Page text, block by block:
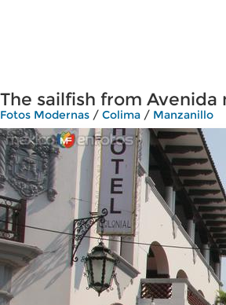
The sailfish from Avenida
Fotos Modernas / Colima / Manzanillo